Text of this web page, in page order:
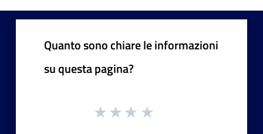
Quanto sono chiare le informazioni
su questa pagina?